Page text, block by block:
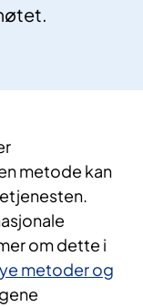
metode kan
om dette i
metoder og